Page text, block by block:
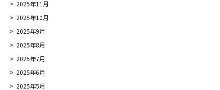
2025年11月
2025年10月
2025年9月
2025年8月
2025年7月
2025年6月
2025年5月